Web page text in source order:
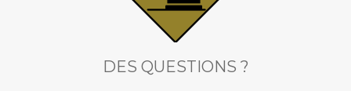
DES QUESTIONS ?